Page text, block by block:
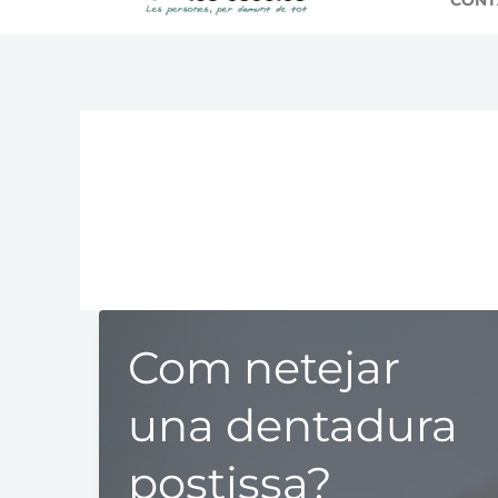
Com netejar
una dentadura
postissa?